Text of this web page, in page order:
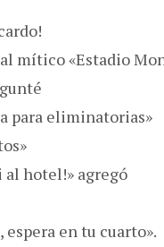
mítico «Estadio
para eliminatorias»
al hotel!» agregó
en tu cuarto».